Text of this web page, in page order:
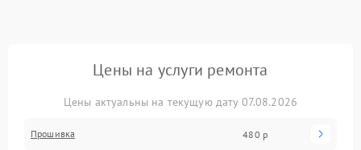
Цены на услуги ремонта
Цены актуальны на текущую дату 07.08.2026
Прошивка 480 р